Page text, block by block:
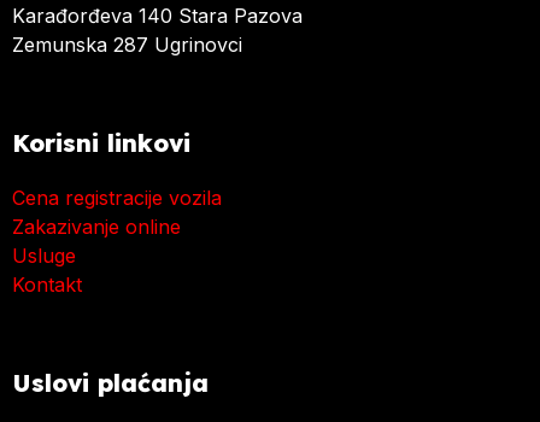
Karađorđeva 140 Stara Pazova
Zemunska 287 Ugrinovci
Korisni linkovi
Cena registracije vozila
Zakazivanje online
Usluge
Kontakt
Uslovi plaćanja